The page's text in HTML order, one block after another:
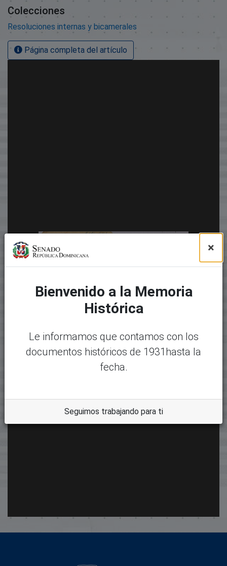
Colecciones
Resoluciones internas y bicamerales
Página completa del artículo
×
Bienvenido a la Memoria
Histórica
Le informamos que contamos con los
documentos históricos de 1931hasta la
fecha.
Seguimos trabajando para ti